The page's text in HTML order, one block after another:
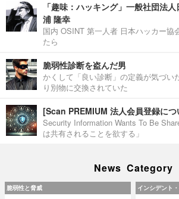
「趣味：ハッキング」一般社団法
浦 隆幸
国内 OSINT 第一人者 日本ハッカー協
たら
脆弱性診断を盗んだ男
かくして「良い診断」の定義が気づい
り別物に交換されていた
[Scan PREMIUM 法人会員登録につ
Security Information Wants To Be
は共有されることを欲する」
News Category
脆弱性と脅威 インシデント